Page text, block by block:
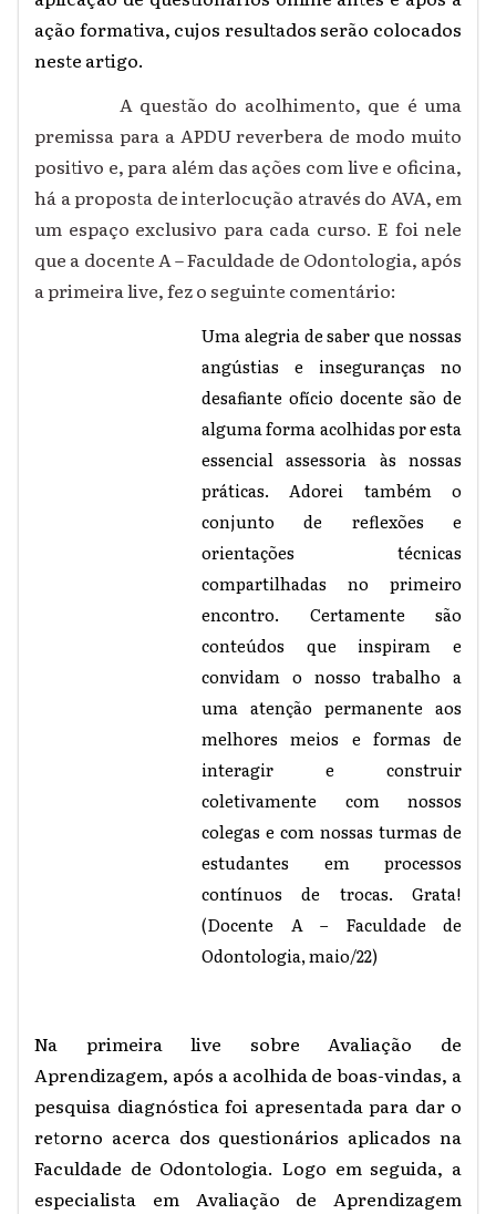
ação formativa, cujos resultados serão colocados
neste artigo.
A questão do acolhimento, que é uma
premissa para a APDU reverbera de modo muito
positivo e, para além das ações com live e oficina,
há a proposta de interlocução através do AVA, em
um espaço exclusivo para cada curso. E foi nele
que a docente A – Faculdade de Odontologia, após
a primeira live, fez o seguinte comentário:
Uma alegria de saber que nossas
angústias e inseguranças no
desafiante ofício docente são de
alguma forma acolhidas por esta
essencial assessoria às nossas
práticas. Adorei também o
conjunto de reflexões e
orientações técnicas
compartilhadas no primeiro
encontro. Certamente são
conteúdos que inspiram e
convidam o nosso trabalho a
uma atenção permanente aos
melhores meios e formas de
interagir e construir
coletivamente com nossos
colegas e com nossas turmas de
estudantes em processos
contínuos de trocas. Grata!
(Docente A – Faculdade de
Odontologia, maio/22)
Na primeira live sobre Avaliação de
Aprendizagem, após a acolhida de boas-vindas, a
pesquisa diagnóstica foi apresentada para dar o
retorno acerca dos questionários aplicados na
Faculdade de Odontologia. Logo em seguida, a
especialista em Avaliação de Aprendizagem